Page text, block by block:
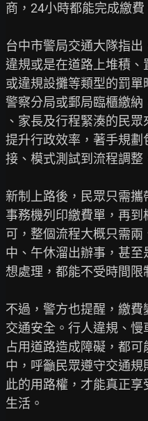
商，24小時都能完成繳費
台中市警局交通大隊指
違規或是在道路上堆積、
或違規設攤等類型的罰
警察分局或郵局臨櫃繳納
、家長及行程緊湊的民
提升行政效率，著手規劃
接、模式測試到流程調整
新制上路後，民眾只需
事務機列印繳費單，再到
可，整個流程大概只需
中、午休溜出辦事，甚至
想處理，都能不受時間限
不過，警方也提醒，繳
交通安全。行人違規、慢
占用道路造成障礙，都
中，呼籲民眾遵守交通規
此的用路權，才能真正
生活。